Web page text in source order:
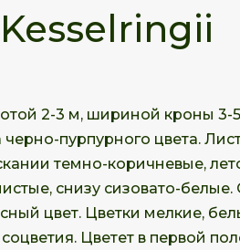
2-3 м, шириной кроны 3-
пурпурного цвета.
темно-коричневые,
снизу сизовато-
цвет. Цветки мелкие,
Цветет в первой